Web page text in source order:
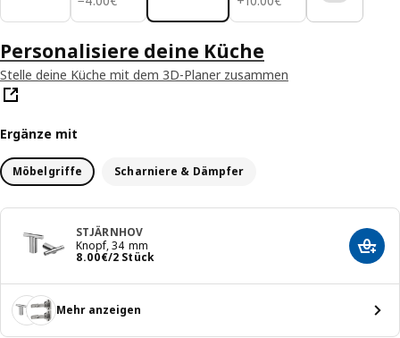
Personalisiere deine Küche
Stelle deine Küche mit dem 3D-Planer zusammen
Ergänze mit
Möbelgriffe Scharniere & Dämpfer
STJÄRNHOV
Knopf, 34 mm
8.00€/2 Stück
Preis 8.00€/2 Stück In
Mehr anzeigen